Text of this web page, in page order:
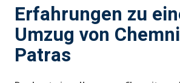
Erfahrungen zu
Umzug von
Patras